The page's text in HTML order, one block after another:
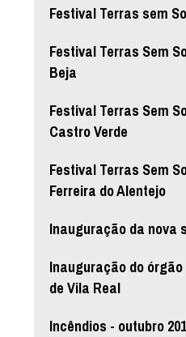
Festival Terras sem
Festival Terras Sem
Beja
Festival Terras Sem
Castro Verde
Festival Terras Sem
Ferreira do Alentejo
Inauguração da nova
Inauguração do
de Vila Real
Incêndios - outubro